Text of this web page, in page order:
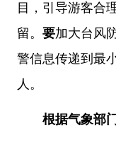
目，引导游客合
留。 要加大台风
警信息传递到最
人。
根据气象部